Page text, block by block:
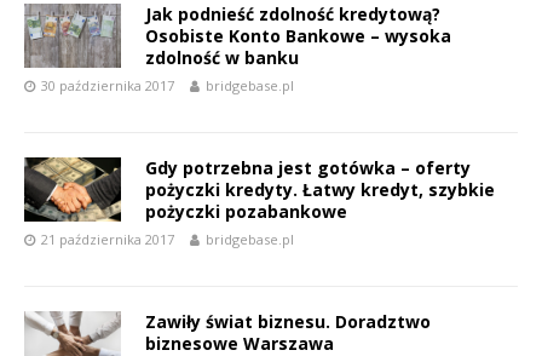
Jak podnieść zdolność kredytową?
Osobiste Konto Bankowe – wysoka
zdolność w banku
30 października 2017 bridgebase.pl
Gdy potrzebna jest gotówka – oferty
pożyczki kredyty. Łatwy kredyt, szybkie
pożyczki pozabankowe
21 października 2017 bridgebase.pl
Zawiły świat biznesu. Doradztwo
biznesowe Warszawa